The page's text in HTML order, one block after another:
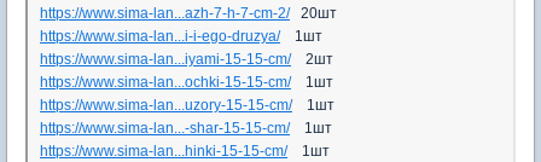
https://www.sima-lan...azh-7-h-7-cm-2/20шт
https://www.sima-lan...i-i-ego-druzya/1шт
https://www.sima-lan...iyami-15-15-cm/2шт
https://www.sima-lan...ochki-15-15-cm/1шт
https://www.sima-lan...uzory-15-15-cm/1шт
https://www.sima-lan...-shar-15-15-cm/1шт
https://www.sima-lan...hinki-15-15-cm/1шт